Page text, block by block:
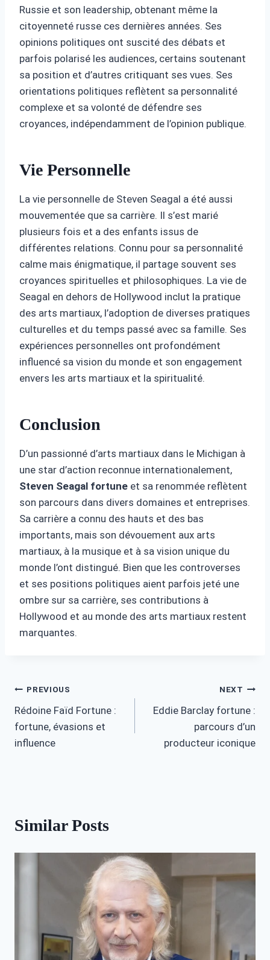
Russie et son leadership, obtenant même la
citoyenneté russe ces dernières années. Ses
opinions politiques ont suscité des débats et
parfois polarisé les audiences, certains soutenant
sa position et d’autres critiquant ses vues. Ses
orientations politiques reflètent sa personnalité
complexe et sa volonté de défendre ses
croyances, indépendamment de l’opinion publique.
Vie Personnelle
La vie personnelle de Steven Seagal a été aussi
mouvementée que sa carrière. Il s’est marié
plusieurs fois et a des enfants issus de
différentes relations. Connu pour sa personnalité
calme mais énigmatique, il partage souvent ses
croyances spirituelles et philosophiques. La vie de
Seagal en dehors de Hollywood inclut la pratique
des arts martiaux, l’adoption de diverses pratiques
culturelles et du temps passé avec sa famille. Ses
expériences personnelles ont profondément
influencé sa vision du monde et son engagement
envers les arts martiaux et la spiritualité.
Conclusion
D’un passionné d’arts martiaux dans le Michigan à
une star d’action reconnue internationalement,
Steven Seagal fortune et sa renommée reflètent
son parcours dans divers domaines et entreprises.
Sa carrière a connu des hauts et des bas
importants, mais son dévouement aux arts
martiaux, à la musique et à sa vision unique du
monde l’ont distingué. Bien que les controverses
et ses positions politiques aient parfois jeté une
ombre sur sa carrière, ses contributions à
Hollywood et au monde des arts martiaux restent
marquantes.
Post
navigation
PREVIOUS
Rédoine Faïd Fortune :
fortune, évasions et
influence
NEXT
Eddie Barclay fortune :
parcours d’un
producteur iconique
Similar Posts